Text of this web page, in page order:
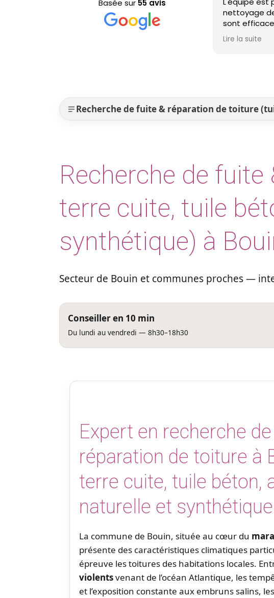
Basée sur 55 avis
nettoyage
sont
est nickel ! Je
Lire la suite
Recherche de fuite & réparation de toiture
Recherche de
terre cuite, tuile
synthétique) à
Secteur de Bouin et communes proches —
Conseiller en 10 min
Du lundi au vendredi — 8h30–18h30
Expert en recherche
réparation de toiture à
terre cuite, tuile béton,
naturelle et synthétique
La commune de Bouin, située au cœur du
présente des caractéristiques climatiques
épreuve les toitures des habitations locales.
violentsvenant de l’océan Atlantique, les
et l’exposition constante aux embruns salins,